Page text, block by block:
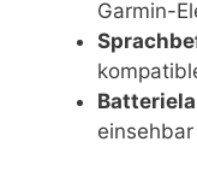
Garmin-
einsehbar